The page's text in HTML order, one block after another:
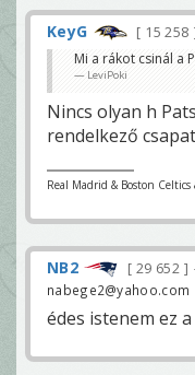
KeyG
15 258
Mi a rákot csinál a
LeviPoki
Nincs olyan h
rendelkező
Real Madrid & Boston Celtics
NB2 29 652
nabege2@yahoo.com
édes istenem ez a